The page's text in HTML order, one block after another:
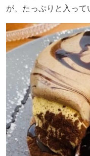
が、たっぷりと入って